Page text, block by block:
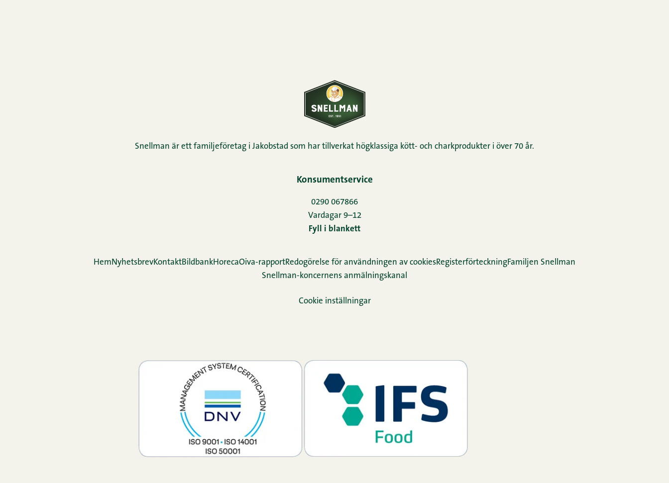
Snellman är ett familjeföretag i Jakobstad som har tillverkat högklassiga kött- och charkprodukter i över 70 år.
Konsumentservice
0290 067866
Vardagar 9–12
Fyll i blankett
HemNyhetsbrevKontaktBildbankHorecaOiva-rapportRedogörelse för användningen av cookiesRe­gis­ter­för­teck­ningFamiljen Snellman
Snellman-koncernens anmälningskanal
Cookie inställningar